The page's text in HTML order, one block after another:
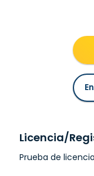
Licencia/
Prueba de